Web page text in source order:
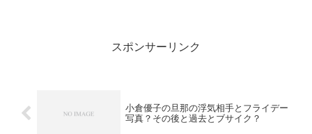
スポンサーリンク
小倉優子の旦那の浮気相手とフライデー
写真？その後と過去とブサイク？